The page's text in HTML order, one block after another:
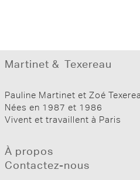
2022
2020
Martinet & Texereau
Pauline Martinet et Zoé
Nées en 1987 et 1986
Vivent et travaillent à Paris
À propos
Contactez-nous